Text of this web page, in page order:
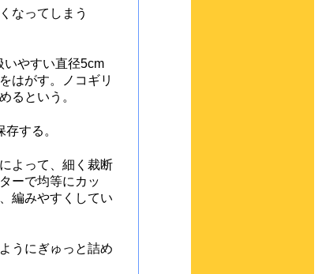
なってしまう
やすい直径5cm
はがす。ノコギリ
るという。
する。
よって、細く裁断
ーで均等にカッ
編みやすくしてい
うにぎゅっと詰め